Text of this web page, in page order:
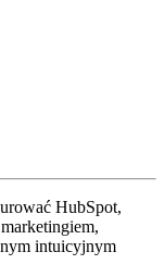
HubSpot,
intuicyjnym